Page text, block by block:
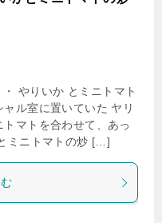
やりいか とミニトマト
ル室に置いていた ヤリ
マトを合わせて、あっ
ミニトマトの炒 […]